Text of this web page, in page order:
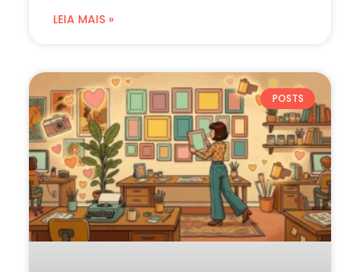
LEIA MAIS »
POSTS